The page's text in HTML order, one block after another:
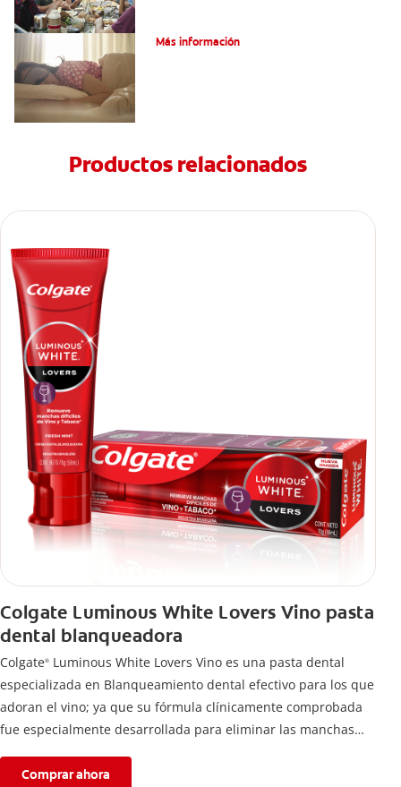
Más información
Productos relacionados
Colgate Luminous White Lovers Vino pasta
dental blanqueadora
Colgate® Luminous White Lovers Vino es una pasta dental
especializada en Blanqueamiento dental efectivo para los que
adoran el vino; ya que su fórmula clínicamente comprobada
fue especialmente desarrollada para eliminar las manchas
proporcionando dientes más blancos sin renunciar a lo que
Comprar ahora